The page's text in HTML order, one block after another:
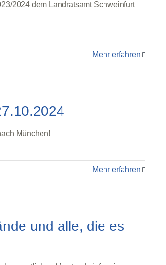
2024 dem Landratsamt Schweinfurt
Mehr erfahren
München!
Mehr erfahren
und alle, die es